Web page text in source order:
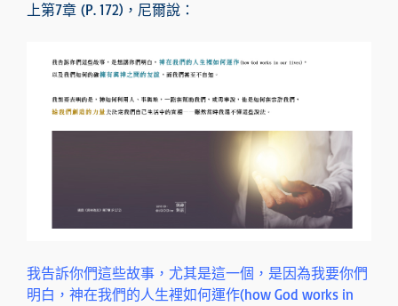
上第7章 (P. 172)，尼爾說：
我告訴你們這些故事，尤其是這一個，是因為我要你們
明白，神在我們的人生裡如何運作(how God works in